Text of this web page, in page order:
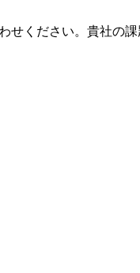
ください。貴社の課